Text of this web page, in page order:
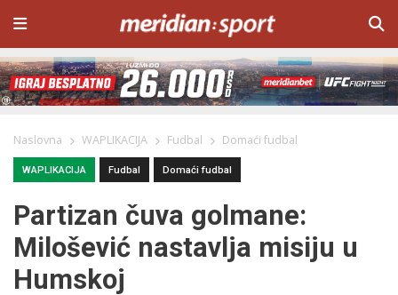
Naslovna WAPLIKACIJA Fudbal Domaći fudbal
WAPLIKACIJA Fudbal Domaći fudbal
Partizan čuva golmane:
Milošević nastavlja misiju u
Humskoj